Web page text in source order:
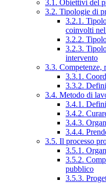
3.1. Obiettivi del
3.2. Tipologie di
3.2.1.
coinvolti
3.2.2.
3.2.3.
intervento
3.3.
3.3.1.
3.3.2.
3.4. Metodo di
3.4.1.
3.4.2.
3.4.3.
3.4.4.
3.5. Il processo
3.5.1.
3.5.2.
pubblico
3.5.3.